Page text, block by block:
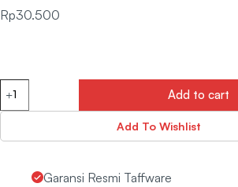
Rp30.500
Add to cart
Add To Wishlist
Garansi Resmi Taffware